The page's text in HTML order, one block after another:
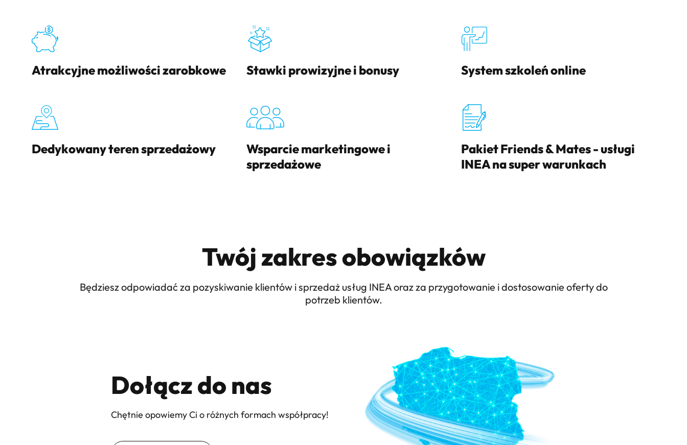
Atrakcyjne możliwości zarobkowe Stawki prowizyjne i bonusy System szkoleń online
Dedykowany teren sprzedażowy
Wsparcie marketingowe i
sprzedażowe
Pakiet Friends & Mates - usługi
INEA na super warunkach
Twój zakres obowiązków
Będziesz odpowiadać za pozyskiwanie klientów i sprzedaż usług INEA oraz za przygotowanie i dostosowanie oferty do
potrzeb klientów.
Dołącz do nas
Chętnie opowiemy Ci o różnych formach współpracy!